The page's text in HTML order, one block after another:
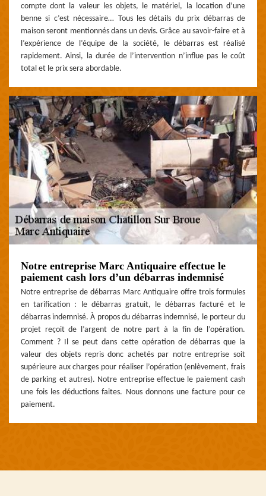
compte dont la valeur les objets, le matériel, la location d’une
benne si c’est nécessaire… Tous les détails du prix débarras de
maison seront mentionnés dans un devis. Grâce au savoir-faire et à
l’expérience de l’équipe de la société, le débarras est réalisé
rapidement. Ainsi, la durée de l’intervention n’influe pas le coût
total et le prix sera abordable.
Notre entreprise Marc Antiquaire effectue le
paiement cash lors d’un débarras indemnisé
Notre entreprise de débarras Marc Antiquaire offre trois formules
en tarification : le débarras gratuit, le débarras facturé et le
débarras indemnisé. À propos du débarras indemnisé, le porteur du
projet reçoit de l’argent de notre part à la fin de l’opération.
Comment ? Il se peut dans cette opération de débarras que la
valeur des objets repris donc achetés par notre entreprise soit
supérieure aux charges pour réaliser l’opération (enlèvement, frais
de parking et autres). Notre entreprise effectue le paiement cash
une fois les déductions faites. Nous donnons une facture pour ce
paiement.